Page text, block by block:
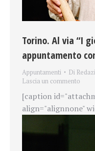
Torino. Al via “I
appuntamento
Appuntamenti Di
Lascia un commento
[caption
align="alignnone"